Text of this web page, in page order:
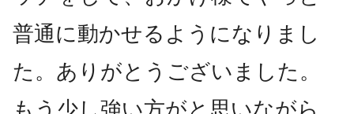
普通に動かせるようになりまし
た。ありがとうございました。